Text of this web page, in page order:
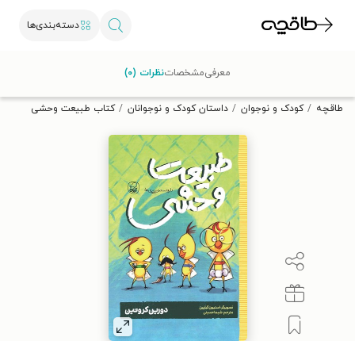
دسته‌بندی‌ها
تخفیف از طاقچه دریافت کن.
طاقچه کودک و نوجوان داستان کودک و نوجوانان کتاب طبیعت وحشی
معرفیمشخصاتنظرات (۰)